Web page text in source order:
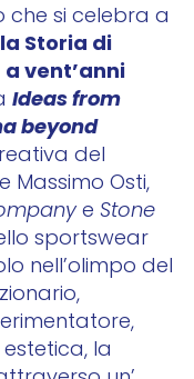
che si celebra a
Storia di
a vent’anni
Ideas from
beyond
del
Massimo Osti,
e Stone
sportswear
nell’olimpo del
la